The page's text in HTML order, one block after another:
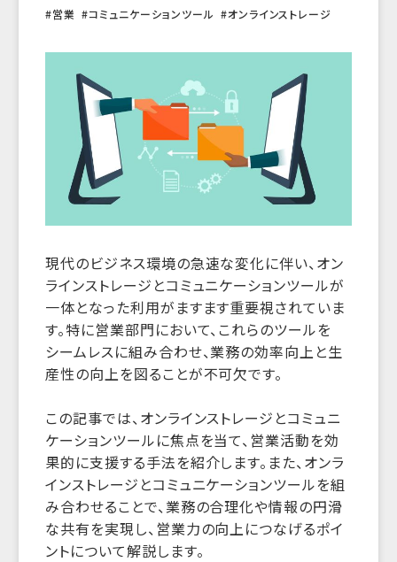
営業 コミュニケーションツール オンラインストレージ
現代のビジネス環境の急速な変化に伴い、オン
ラインストレージとコミュニケーションツールが
一体となった利用がますます重要視されていま
す。特に営業部門において、これらのツールを
シームレスに組み合わせ、業務の効率向上と生
産性の向上を図ることが不可欠です。
この記事では、オンラインストレージとコミュニ
ケーションツールに焦点を当て、営業活動を効
果的に支援する手法を紹介します。また、オンラ
インストレージとコミュニケーションツールを組
み合わせることで、業務の合理化や情報の円滑
な共有を実現し、営業力の向上につなげるポイ
ントについて解説します。